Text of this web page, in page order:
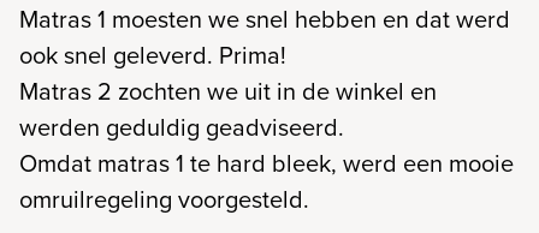
Matras 1 moesten we snel hebben en dat werd
ook snel geleverd. Prima!
Matras 2 zochten we uit in de winkel en
werden geduldig geadviseerd.
Omdat matras 1 te hard bleek, werd een mooie
omruilregeling voorgesteld.